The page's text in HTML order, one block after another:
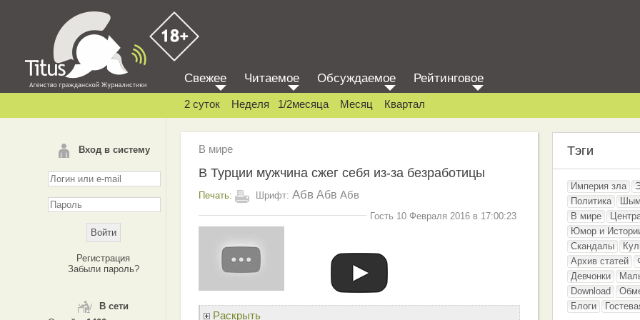
Вход в систему
Регистрация
Забыли пароль?
В сети
Свежее Читаемое Обсуждаемое Рейтинговое
2 суток Неделя 1/2месяца Месяц Квартал
В мире
В Турции мужчина сжег себя из-за безработицы
Печать: Шрифт: Абв Абв Абв
Гость 10 Февраля 2016 в 17:00:23
Раскрыть
Тэги
Империя зла
Политика
В мире
Юмор и
Скандалы
Архив статей
Девчонки
Download
Блоги